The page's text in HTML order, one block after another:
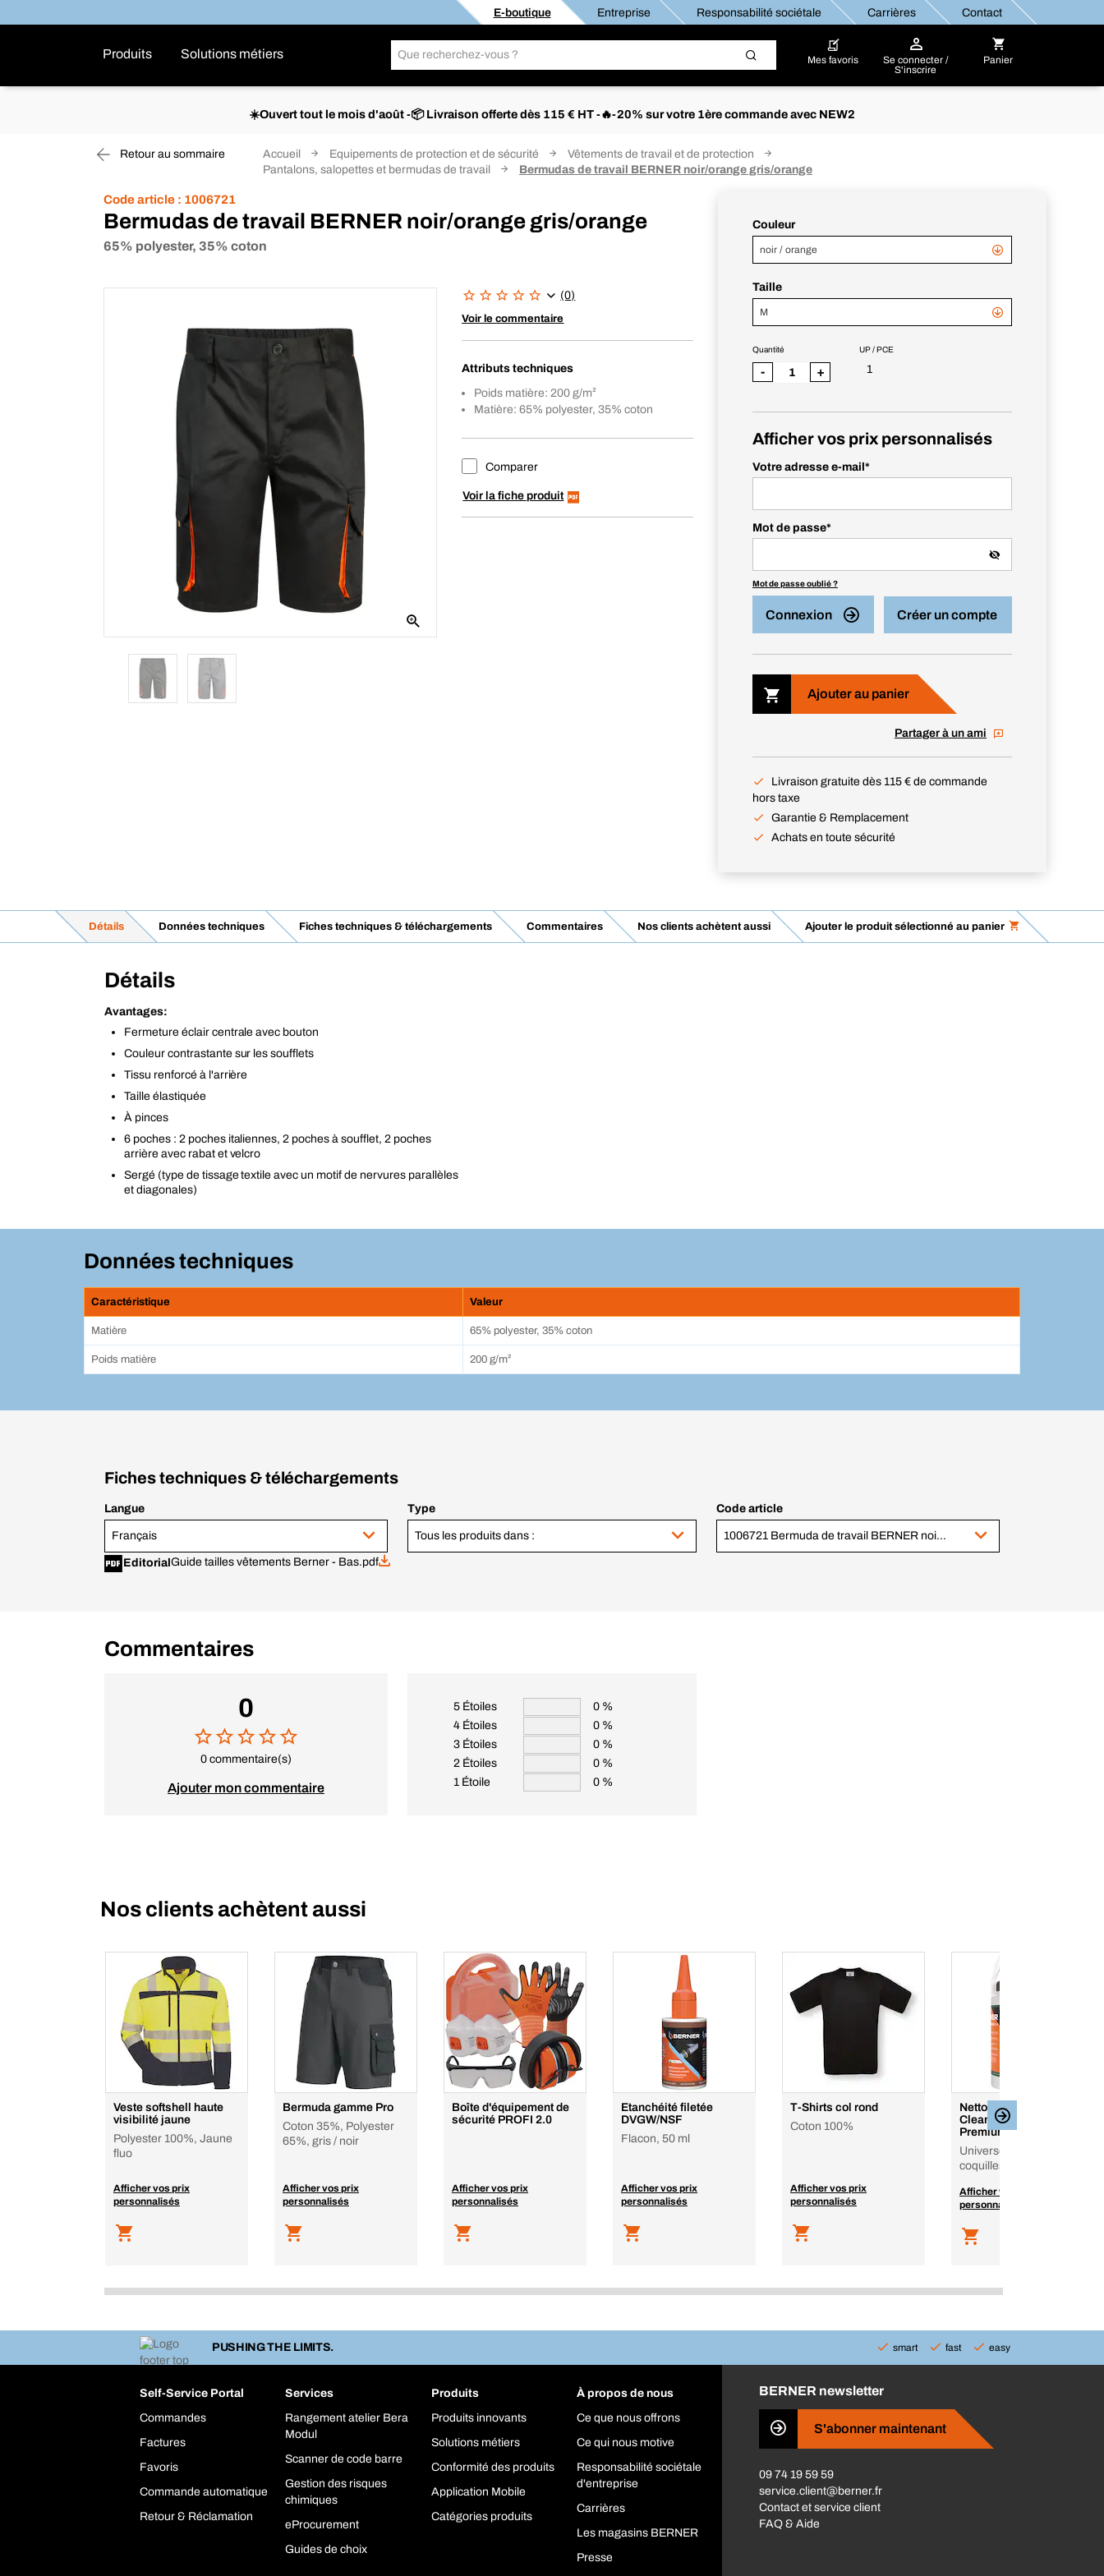
E-boutique Entreprise Responsabilité sociétale Carrières Contact
Produits Solutions métiers Mes favoris
Se connecter /
S'inscrire
Panier
☀️Ouvert tout le mois d'août -📦 Livraison offerte dès 115 € HT -🔥-20% sur votre 1ère commande avec NEW2
Retour au sommaire Accueil Equipements de protection et de sécurité
Vêtements de travail et de protection
Pantalons, salopettes et bermudas de travail
Bermudas de travail BERNER noir/orange gris/orange
Code article : 1006721
Bermudas de travail BERNER noir/orange gris/orange
65% polyester, 35% coton
(0)
Voir le commentaire
Attributs techniques
Poids matière: 200 g/m²
Matière: 65% polyester, 35% coton
Comparer
Voir la fiche produit
Couleur
noir / orange
Taille
M
UP / PCE
1
Quantité
- +
Afficher vos prix personnalisés
Votre adresse e-mail *
Mot de passe*
Mot de passe oublié ?
Connexion Créer un compte
Ajouter au panier
Partager à un ami
Livraison gratuite dès 115 € de commande
hors taxe
Garantie & Remplacement
Achats en toute sécurité
Détails Données techniques Fiches techniques & téléchargements Commentaires Nos clients achètent aussi Ajouter le produit sélectionné au panier
Détails
Avantages:
Fermeture éclair centrale avec bouton
Couleur contrastante sur les soufflets
Tissu renforcé à l'arrière
Taille élastiquée
À pinces
6 poches : 2 poches italiennes, 2 poches à soufflet, 2 poches
arrière avec rabat et velcro
Sergé (type de tissage textile avec un motif de nervures parallèles
et diagonales)
Données techniques
Caractéristique Valeur
Matière 65% polyester, 35% coton
Poids matière 200 g/m²
Fiches techniques & téléchargements
Langue
Français
Type
Tous les produits dans :
Code article
1006721 Bermuda de travail BERNER noir orange M
Editorial Guide tailles vêtements Berner - Bas.pdf
Commentaires
0
0 commentaire(s)
Ajouter mon commentaire
5 Étoiles
0 %
4 Étoiles
0 %
3 Étoiles
0 %
2 Étoiles
0 %
1 Étoile
0 %
Nos clients achètent aussi
Veste softshell haute
visibilité jaune
Polyester 100%, Jaune
fluo
Afficher vos prix
personnalisés
Bermuda gamme Pro
Coton 35%, Polyester
65%, gris / noir
Afficher vos prix
personnalisés
Boîte d'équipement de
sécurité PROFI 2.0
Afficher vos prix
personnalisés
Etanchéité filetée
DVGW/NSF
Flacon, 50 ml
Afficher vos prix
personnalisés
T-Shirts col rond
Coton 100%
Afficher vos prix
personnalisés
Nettoyant mains Hand
Clean Premium
Premium
Universel, à base de
coquilles de noix
Afficher vos prix
personnalisés
PUSHING THE LIMITS. smart fast easy
Self-Service Portal
Commandes
Factures
Favoris
Commande automatique
Retour & Réclamation
Services
Rangement atelier Bera
Modul
Scanner de code barre
Gestion des risques
chimiques
eProcurement
Guides de choix
Produits
Produits innovants
Solutions métiers
Conformité des produits
Application Mobile
Catégories produits
À propos de nous
Ce que nous offrons
Ce qui nous motive
Responsabilité sociétale
d'entreprise
Carrières
Les magasins BERNER
Presse
BERNER newsletter
S'abonner maintenant
09 74 19 59 59
service.client@berner.fr
Contact et service client
FAQ & Aide